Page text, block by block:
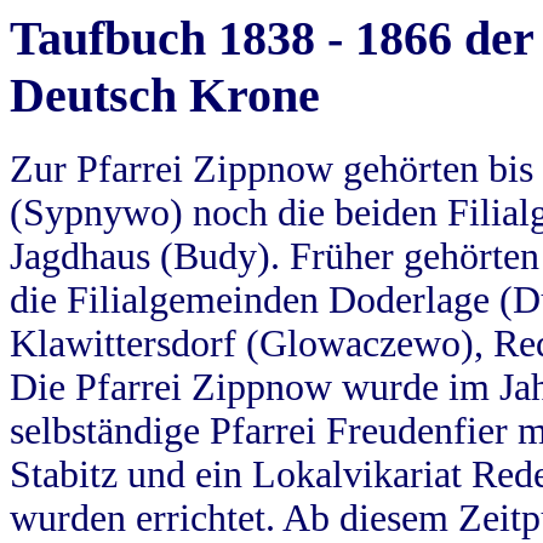
Taufbuch 1838 - 1866
Deutsch Krone
Zur Pfarrei Zippnow gehörten
(Sypnywo) noch die beiden
Jagdhaus (Budy). Früher
die Filialgemeinden Doderlage
Klawittersdorf (Glowaczewo),
Die Pfarrei Zippnow wurde im
selbständige Pfarrei Freudenfier
Stabitz und ein Lokalvikariat
wurden errichtet. Ab diesem